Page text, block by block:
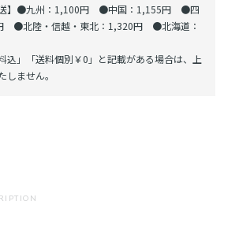
送】●九州：1,100円 ●中国：1,155円 ●四
●北陸・信越・東北：1,320円 ●北海道：
込」「送料個別￥0」と記載がある場合は、上
しません。